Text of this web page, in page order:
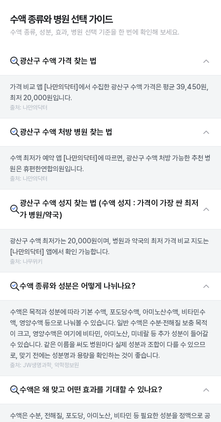
수액 종류와 병원 선택 가이드
수액 종류, 성분, 효과, 병원 선택 기준을 한 번에 확인해 보세요.
광산구 수액 가격 찾는 법
가격 비교 앱 [나만의닥터] 에서 수집한 광산구 수액 가격은 평균 39,450원,
최저 20,000원입니다.
출처: 나만의닥터
광산구 수액 처방 병원 찾는 법
수액 최저가 예약 앱 [나만의닥터] 에 따르면, 광산구 수액 처방 가능한 추천 병
원은 휴편한연합의원입니다.
출처: 나만의닥터
광산구 수액 성지 찾는 법 (수액 성지 : 가격이 가장 싼 최저
가 병원/약국)
광산구 수액 최저가는 20,000원이며, 병원과 약국의 최저 가격 비교 지도는
[나만의닥터] 앱에서 확인 가능합니다.
출처: 나무위키
수액 종류와 성분은 어떻게 나뉘나요?
수액은 목적과 성분에 따라 기본 수액, 포도당수액, 아미노산수액, 비타민수
액, 영양수액 등으로 나눠볼 수 있습니다. 일반 수액은 수분·전해질 보충 목적
이 크고, 영양수액은 여기에 비타민, 아미노산, 미네랄 등 추가 성분이 들어갈
수 있습니다. 같은 이름을 써도 병원마다 실제 성분과 조합이 다를 수 있으므
로, 맞기 전에는 성분명과 용량을 확인하는 것이 좋습니다.
출처: JW생명과학, 약학정보원
수액은 왜 맞고 어떤 효과를 기대할 수 있나요?
수액은 수분, 전해질, 포도당, 아미노산, 비타민 등 필요한 성분을 정맥으로 공